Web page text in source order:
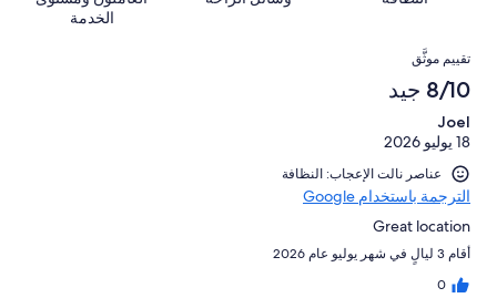
تقييمات
النزلاء
من
تقييمات
النزلاء
من
أصل
1842
من
تقييمات
النزلاء
الخدمة
التقييمات
تقييم موثَّق
8/10 جيد
Joel
18 يوليو 2026
عناصر نالت الإعجاب: النظافة
الترجمة باستخدام Google
Great location
أقام 3 ليالٍ في شهر يوليو عام 2026
0